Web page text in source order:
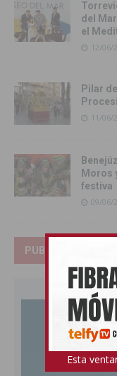
del
el
12/06/
Pilar
11/06/
Moros
festiva
09/06/
PUBLICIDAD
Esta